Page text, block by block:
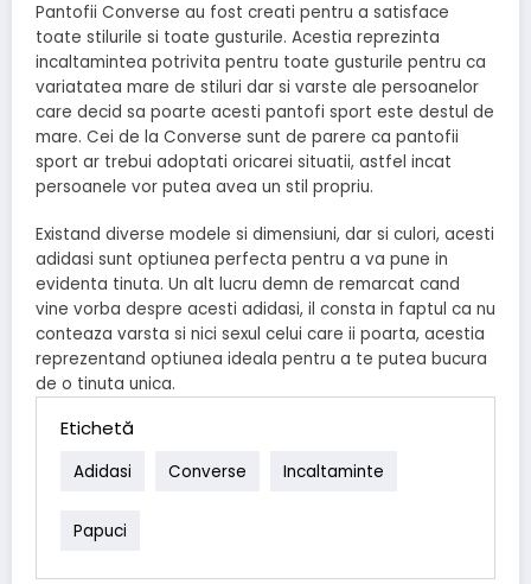
Pantofii Converse au fost creati pentru a satisface
toate stilurile si toate gusturile. Acestia reprezinta
incaltamintea potrivita pentru toate gusturile pentru ca
variatatea mare de stiluri dar si varste ale persoanelor
care decid sa poarte acesti pantofi sport este destul de
mare. Cei de la Converse sunt de parere ca pantofii
sport ar trebui adoptati oricarei situatii, astfel incat
persoanele vor putea avea un stil propriu.
Existand diverse modele si dimensiuni, dar si culori, acesti
adidasi sunt optiunea perfecta pentru a va pune in
evidenta tinuta. Un alt lucru demn de remarcat cand
vine vorba despre acesti adidasi, il consta in faptul ca nu
conteaza varsta si nici sexul celui care ii poarta, acestia
reprezentand optiunea ideala pentru a te putea bucura
de o tinuta unica.
Etichetă
Adidasi Converse Incaltaminte
Papuci